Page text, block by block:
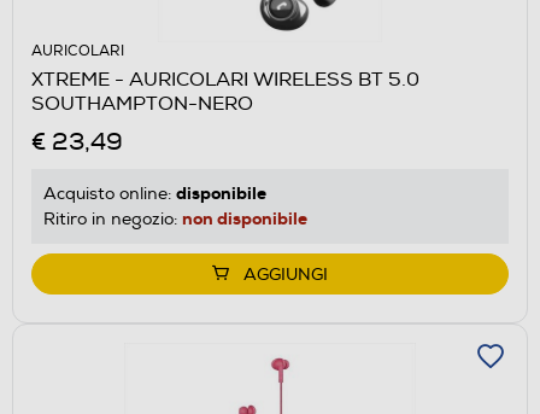
AURICOLARI
XTREME - AURICOLARI WIRELESS BT 5.0
SOUTHAMPTON-NERO
€ 23,49
Acquisto online: disponibile
Ritiro in negozio: non disponibile
AGGIUNGI